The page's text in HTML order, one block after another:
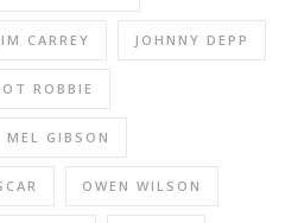
CARREY JOHNNY DEPP
ROBBIE
MEL GIBSON
OWEN WILSON